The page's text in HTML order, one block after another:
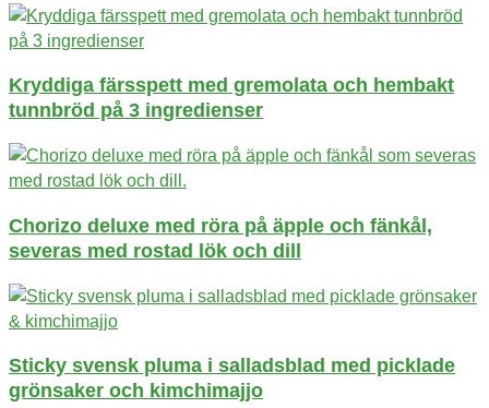
Kryddiga färsspett med gremolata och hembakt
tunnbröd på 3 ingredienser
Chorizo deluxe med röra på äpple och fänkål,
severas med rostad lök och dill
Sticky svensk pluma i salladsblad med picklade
grönsaker och kimchimajjo